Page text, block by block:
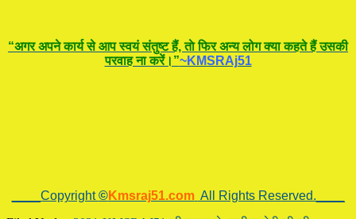
“अगर अपने कार्य से आप स्वयं संतुष्ट हैं, ताे फिर अन्य लोग क्या कहते हैं उसकी
परवाह ना करें।”~KMSRAj51
____Copyright©Kmsraj51.com All Rights Reserved.____